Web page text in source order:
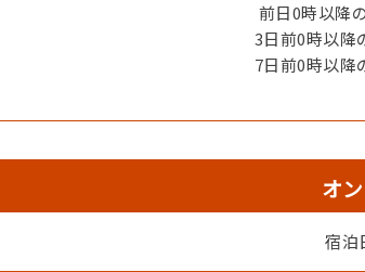
前日0時以降
3日前0時以降
7日前0時以降
オ
宿泊